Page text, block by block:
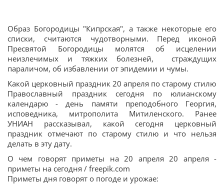
Образ Богородицы "Кипрская", а также некоторые его
списки, считаются чудотворными. Перед иконой
Пресвятой Богородицы молятся об исцелении
неизлечимых и тяжких болезней, страждущих
параличом, об избавлении от эпидемии и чумы.
Какой церковный праздник 20 апреля по старому стилю
Православный праздник сегодня по юлианскому
календарю - день памяти преподобного Георгия,
исповедника, митрополита Митиленского. Ранее
УНИАН рассказывал, какой сегодня церковный
праздник отмечают по старому стилю и что нельзя
делать в эту дату.
О чем говорят приметы на 20 апреля 20 апреля -
приметы на сегодня / freepik.com
Приметы дня говорят о погоде и урожае: